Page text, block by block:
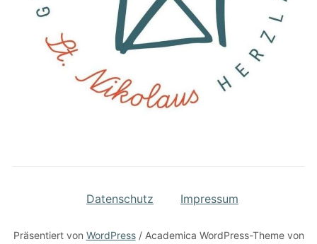
Datenschutz Impressum
Präsentiert von WordPress/ Academica WordPress-Theme von